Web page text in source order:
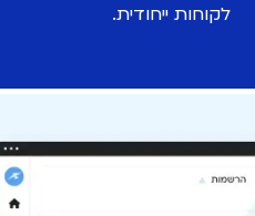
לקוחות ייחודית.